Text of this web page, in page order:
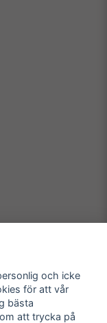
och icke
för att vår
bästa
att trycka på